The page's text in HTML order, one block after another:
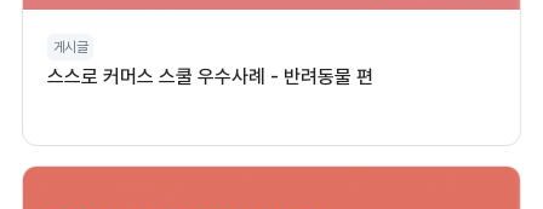
게시글
스스로 커머스 스쿨 우수사례 - 반려동물 편